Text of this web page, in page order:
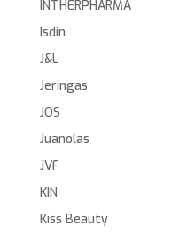
INTHERPHARMA
Isdin
J&L
Jeringas
JOS
Juanolas
JVF
KIN
Kiss Beauty